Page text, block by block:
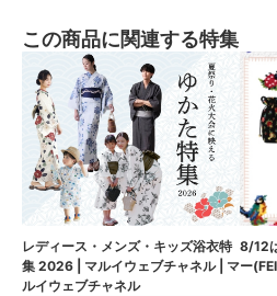
この商品に関連する特集
レディース・メンズ・キッズ浴衣特
集 2026 | マルイウェブチャネル | マ
ルイウェブチャネル
8/12
ー